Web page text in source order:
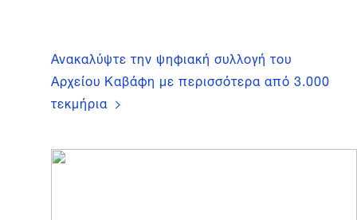
Ανακαλύψτε την ψηφιακή συλλογή του
Αρχείου Καβάφη με περισσότερα από 3.000
τεκμήρια